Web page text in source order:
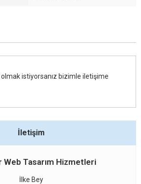
istiyorsanız bizimle iletişime
İletişim
Tasarım Hizmetleri
İlke Bey